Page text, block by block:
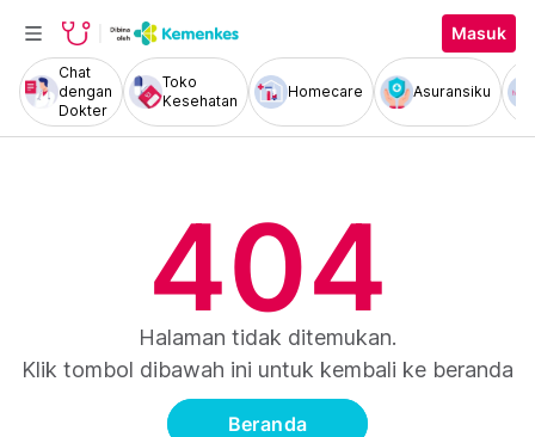
Masuk
Chat
dengan
Dokter
Toko
Kesehatan
Homecare Asuransiku
404
Halaman tidak ditemukan.
Klik tombol dibawah ini untuk kembali ke beranda
Beranda